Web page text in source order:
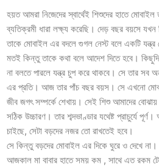
হয়ত আমরা নিজেদের স্বার্থেই শিশুদের হাতে
ব্যতিক্রমী ধারা লক্ষ্য করেছি। দেড় বছর বয়সে
তাকে মোবাইল এর বদলে গুগল নেস্ট বলে একটি যন্ত্র
মতই কিন্তু তাকে কথা বলে আদেশ দিতে হবে।
না বলতে পারলে যন্ত্র চুপ করে থাকবে। সে তার সব
এর প্রতি। আজ তার পাঁচ বছর বয়স। সে এখনো
জীব জগৎ সম্পর্কে শেখায়। সেই শিশু আমাদের
সঠিক উচ্চারণ। তার শব্দভাণ্ডার যথেষ্ট প্রাচুর্যে
চাইছে, সেটা বড়দের নজর তো রাখতেই হবে।
সে কিন্তু বড়দের মোবাইল এর দিকে ঘুরে ও দেখে না।
আজকাল মা বাবার হাতে সময় কম , সাথে এত রকম